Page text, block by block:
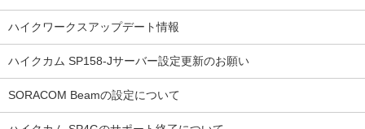
ハイクワークスアップデート情報
ハイクカム SP158-Jサーバー設定更新のお願い
SORACOM Beamの設定について